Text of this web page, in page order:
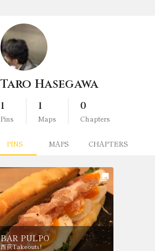
Taro Hasegawa
1
Pins
1
Maps
0
Chapters
PINS MAPS CHAPTERS
BAR PULPO
西荻Takeouts!